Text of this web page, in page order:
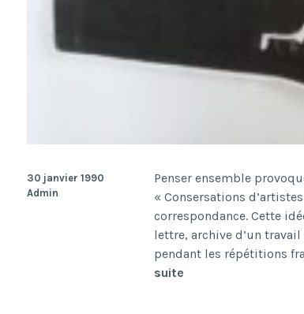
Penser ensemble
« Consersations
correspondance. Cette
lettre, archive d’un travail
pendant les répétitions
suite
30 janvier 1990
Admin